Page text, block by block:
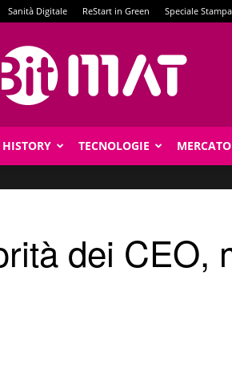
Sanità Digitale ReStart in Green Speciale
HISTORY TECNOLOGIE MERCATO
dei CEO,